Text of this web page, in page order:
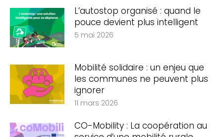
L’autostop organisé : quand le
pouce devient plus intelligent
5 mai 2026
Mobilité solidaire : un enjeu que
les communes ne peuvent plus
ignorer
11 mars 2026
CO-Mobility : La coopération au